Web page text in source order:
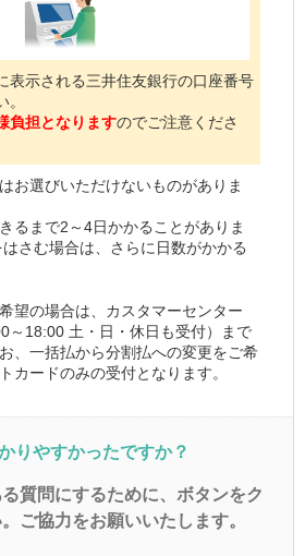
表示される三井住友銀行の口座番号
負担となりますのでご注意くださ
お選びいただけないものがありま
るまで2～4日かかることがありま
さむ場合は、さらに日数がかかる
望の場合は、カスタマーセンター
～18:00 土・日・休日も受付）まで
、一括払から分割払への変更をご希
カードのみの受付となります。
りやすかったですか？
質問にするために、ボタンをク
ご協力をお願いいたします。